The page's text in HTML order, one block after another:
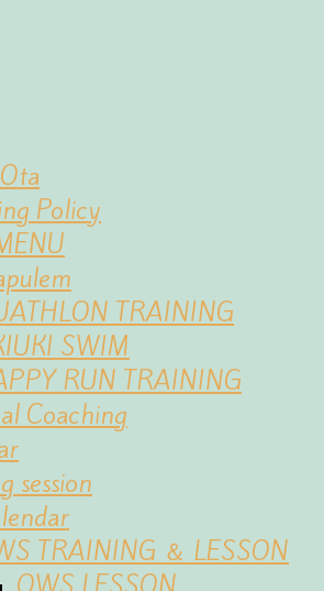
Policy
TRAINING
SWIM
RUN TRAINING
Coaching
session
TRAINING ＆ LESSON